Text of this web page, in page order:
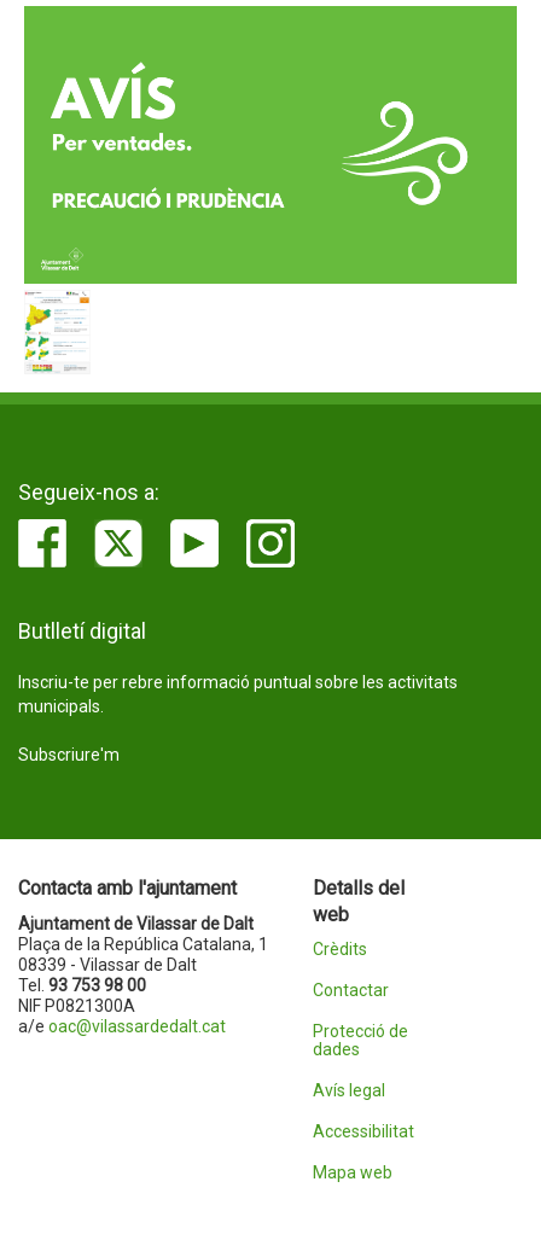
Segueix-nos a:
Butlletí digital
Inscriu-te per rebre informació puntual sobre les activitats
municipals.
Subscriure'm
Contacta amb l'ajuntament
Ajuntament de Vilassar de Dalt
Plaça de la República Catalana, 1
08339 - Vilassar de Dalt
Tel. 93 753 98 00
NIF P0821300A
a/e oac@vilassardedalt.cat
Detalls del
web
Crèdits
Contactar
Protecció de
dades
Avís legal
Accessibilitat
Mapa web